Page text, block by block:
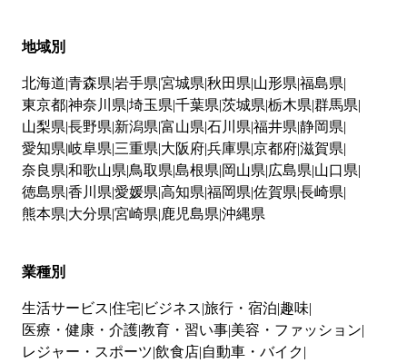
地域別
北海道 青森県 岩手県 宮城県 秋田県 山形県 福島県
東京都神奈川県 埼玉県 千葉県 茨城県 栃木県 群馬県
山梨県 長野県 新潟県 富山県 石川県 福井県 静岡県
愛知県 岐阜県 三重県 大阪府兵庫県 京都府滋賀県
奈良県 和歌山県 鳥取県 島根県 岡山県 広島県 山口県
徳島県 香川県 愛媛県 高知県 福岡県 佐賀県 長崎県
熊本県 大分県 宮崎県 鹿児島県 沖縄県
業種別
生活サービス 住宅 ビジネス 旅行・宿泊 趣味
医療・健康・介護教育・習い事 美容・ファッション
レジャー・スポーツ 飲食店 自動車・バイク